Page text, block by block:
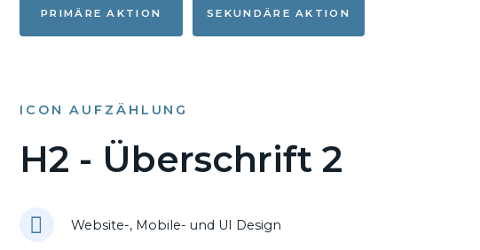
PRIMÄRE AKTION SEKUNDÄRE AKTION
ICON AUFZÄHLUNG
H2 - Überschrift 2
Website-, Mobile- und UI Design